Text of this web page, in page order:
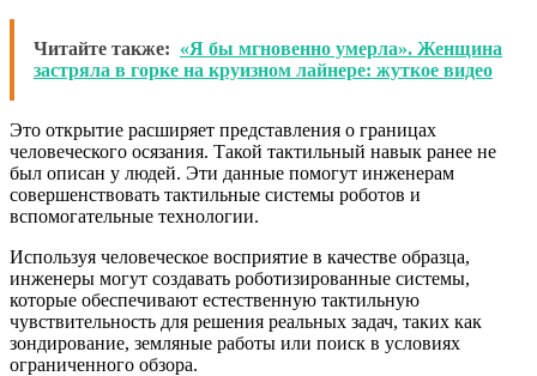
Читайте также: «Я бы мгновенно умерла». Женщина
застряла в горке на круизном лайнере: жуткое видео
Это открытие расширяет представления о границах
человеческого осязания. Такой тактильный навык ранее не
был описан у людей. Эти данные помогут инженерам
совершенствовать тактильные системы роботов и
вспомогательные технологии.
Используя человеческое восприятие в качестве образца,
инженеры могут создавать роботизированные системы,
которые обеспечивают естественную тактильную
чувствительность для решения реальных задач, таких как
зондирование, земляные работы или поиск в условиях
ограниченного обзора.